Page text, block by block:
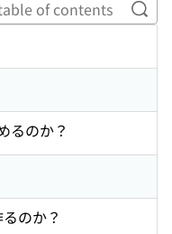
るのか？
のか？